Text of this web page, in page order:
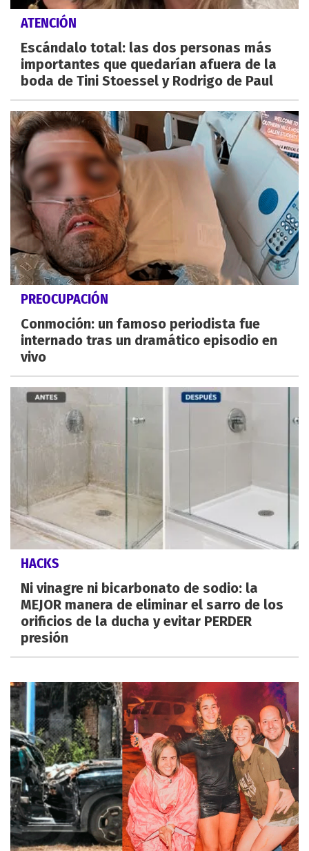
ATENCIÓN
Escándalo total: las dos personas más
importantes que quedarían afuera de la
boda de Tini Stoessel y Rodrigo de Paul
PREOCUPACIÓN
Conmoción: un famoso periodista fue
internado tras un dramático episodio en
vivo
HACKS
Ni vinagre ni bicarbonato de sodio: la
MEJOR manera de eliminar el sarro de los
orificios de la ducha y evitar PERDER
presión